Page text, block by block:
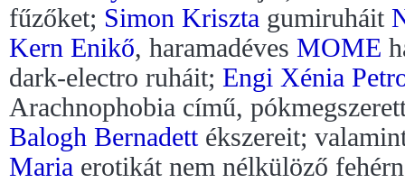
fűzőket; Simon Kriszta gumiruháit
Kern Enikő, haramadéves MOME
dark-electro ruháit; Engi Xénia
Arachnophobia című,
Balogh Bernadettékszereit;
Maria erotikát nem nélkülöző